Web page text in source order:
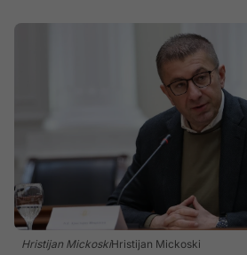
Hristijan MickoskiHristijan Mickoski